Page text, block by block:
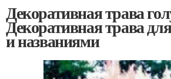
Декоративная трава
Декоративная трава
и названиями